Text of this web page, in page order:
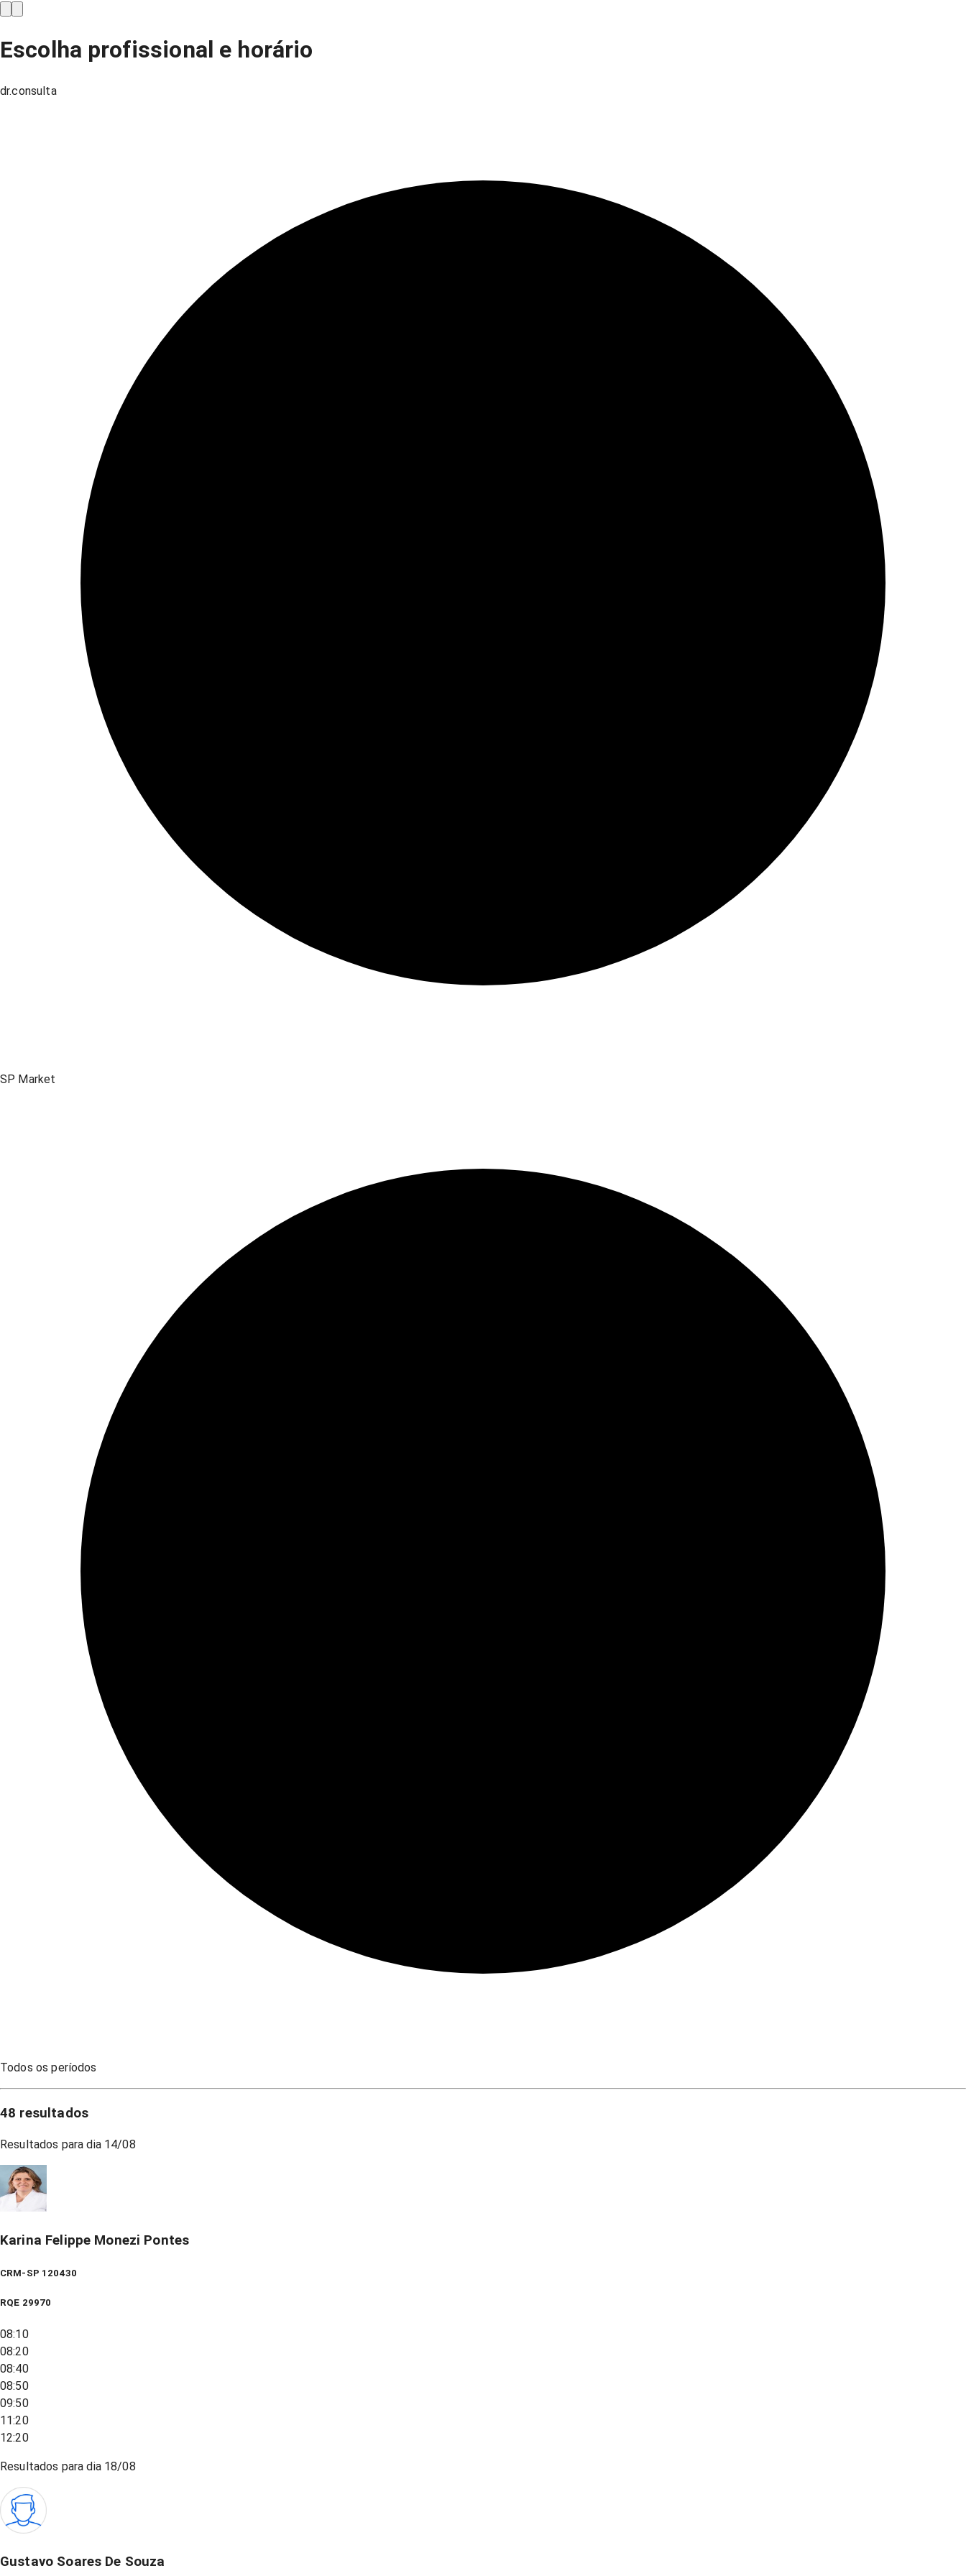
Escolha profissional e horário
dr.consulta
SP Market
Todos os períodos
48 resultados
Resultados para dia 14/08
Karina Felippe Monezi Pontes
CRM-SP 120430
RQE 29970
08:10
08:20
08:40
08:50
09:50
11:20
12:20
Resultados para dia 18/08
Gustavo Soares De Souza